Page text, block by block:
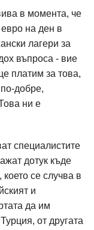
в момента, че
на ден в
лагери за
въпроса - вие
платим за това,
добре,
ни е
специалистите
дотук къде
се случва в
и
да им
от другата